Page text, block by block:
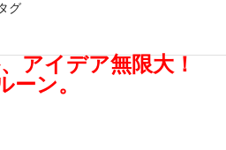
グ
アイデア無限大！
ーン。